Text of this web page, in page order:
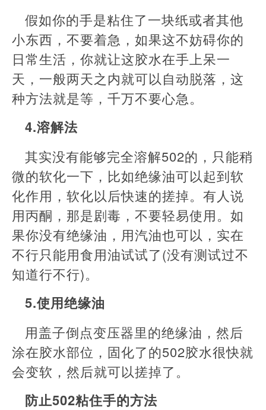
假如你的手是粘住了一块纸或者其他
小东西，不要着急，如果这不妨碍你的
日常生活，你就让这胶水在手上呆一
天，一般两天之内就可以自动脱落，这
种方法就是等，千万不要心急。
4.溶解法
其实没有能够完全溶解502的，只能稍
微的软化一下，比如绝缘油可以起到软
化作用，软化以后快速的搓掉。有人说
用丙酮，那是剧毒，不要轻易使用。如
果你没有绝缘油，用汽油也可以，实在
不行只能用食用油试试了(没有测试过不
知道行不行)。
5.使用绝缘油
用盖子倒点变压器里的绝缘油，然后
涂在胶水部位，固化了的502胶水很快就
会变软，然后就可以搓掉了。
防止502粘住手的方法